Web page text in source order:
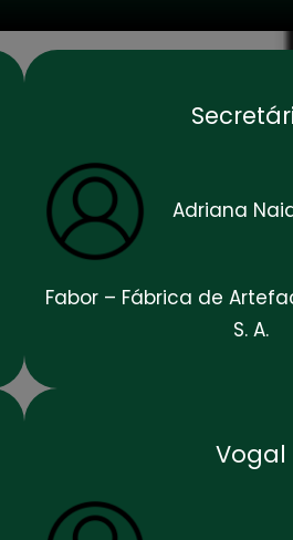
Adriana
Fabor – Fábrica de
S. A.
Vogal